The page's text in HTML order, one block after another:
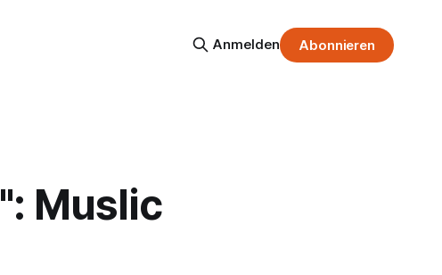
Anmelden Abonnieren
Muslic